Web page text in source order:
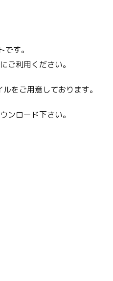
す。
ご利用ください。
をご用意しております。
ンロード下さい。